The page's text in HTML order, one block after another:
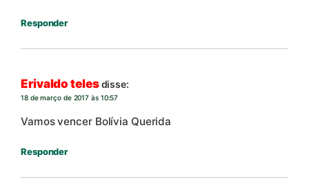
Responder
Erivaldo telesdisse:
18 de março de 2017 às 10:57
Vamos vencer Bolívia Querida
Responder